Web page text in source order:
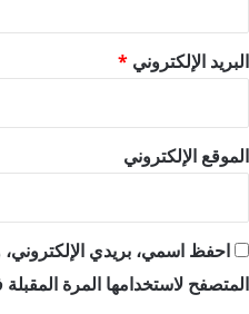
البريد الإلكتروني *
الموقع الإلكتروني
احفظ اسمي، بريدي الإلكتروني،
المتصفح لاستخدامها المرة